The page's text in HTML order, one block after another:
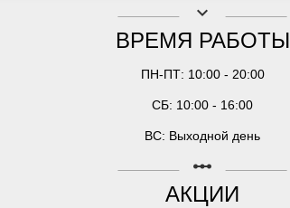
keyboard_arrow_down
ВРЕМЯ РАБОТЫ
ПН-ПТ: 10:00 - 20:00
СБ: 10:00 - 16:00
ВС: Выходной день
linear_scale
АКЦИИ